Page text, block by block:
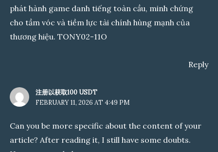
phát hành game danh tiếng toàn cầu, minh chứng
cho tầm vóc và tiềm lực tài chính hùng mạnh của
thương hiệu. TONY02-11O
Reply
注册以获取100 USDT
FEBRUARY 11, 2026 AT 4:49 PM
Can you be more specific about the content of your
article? After reading it, I still have some doubts.